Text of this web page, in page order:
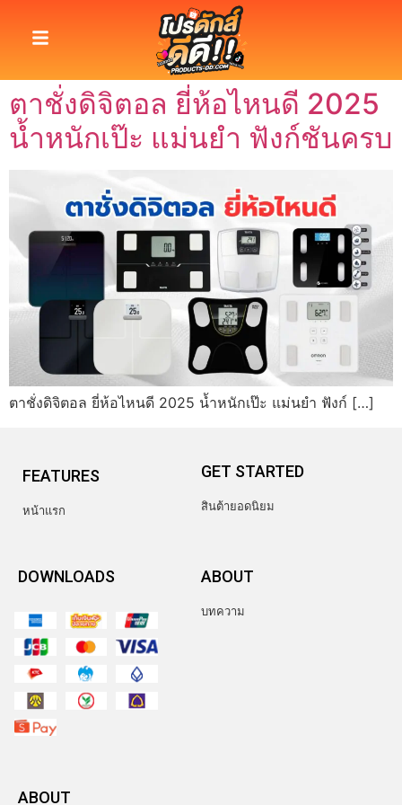
ตาชั่งดิจิตอล ยี่ห้อไหนดี 2025
น้ำหนักเป๊ะ แม่นยำ ฟังก์ชันครบ
ตาชั่งดิจิตอล ยี่ห้อไหนดี 2025 น้ำหนักเป๊ะ แม่นยำ ฟังก์ […]
FEATURES
หน้าแรก
GET STARTED
สินต้ายอดนิยม
DOWNLOADS ABOUT
บทความ
ABOUT